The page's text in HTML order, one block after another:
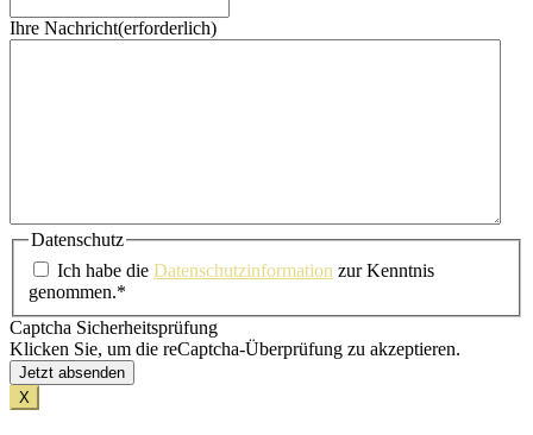
Ihre Nachricht(erforderlich)
Datenschutz
Ich habe die Datenschutzinformation zur Kenntnis
genommen.*
Captcha Sicherheitsprüfung
Klicken Sie, um die reCaptcha-Überprüfung zu akzeptieren.
X